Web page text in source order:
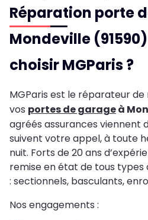
Réparation porte
Mondeville
choisir MGParis ?
MGParis est le réparateur
vos portes de garageà
agréés assurances viennent
suivent votre appel, à toute
nuit. Forts de 20 ans
remise en état de tous types
: sectionnels, basculants,
Nos engagements :